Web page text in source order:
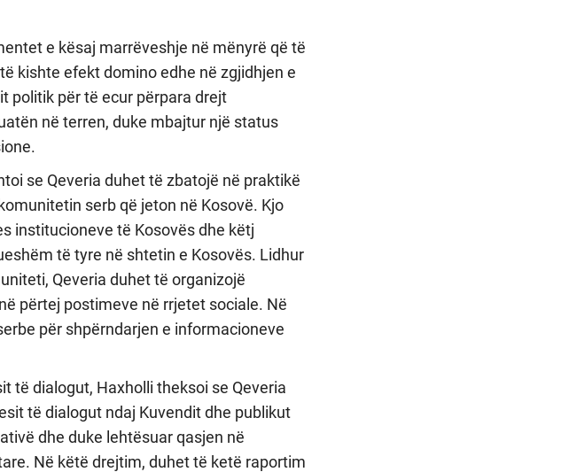
e kësaj marrëveshje në mënyrë që të
kishte efekt domino edhe në zgjidhjen e
politik për të ecur përpara drejt
në terren, duke mbajtur një status
se Qeveria duhet të zbatojë në praktikë
serb që jeton në Kosovë. Kjo
institucioneve të Kosovës dhe këtj
të tyre në shtetin e Kosovës. Lidhur
Qeveria duhet të organizojë
përtej postimeve në rrjetet sociale. Në
për shpërndarjen e informacioneve
të dialogut, Haxholli theksoi se Qeveria
të dialogut ndaj Kuvendit dhe publikut
dhe duke lehtësuar qasjen në
Në këtë drejtim, duhet të ketë raportim